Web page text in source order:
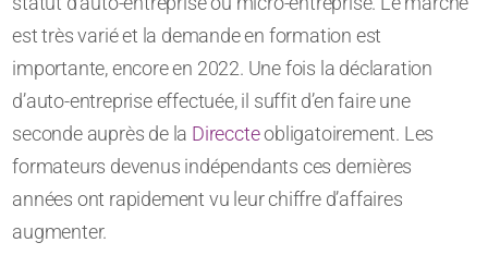
est très varié et la demande en formation est
importante, encore en 2022. Une fois la déclaration
d’auto-entreprise effectuée, il suffit d’en faire une
seconde auprès de la Direccteobligatoirement. Les
formateurs devenus indépendants ces dernières
années ont rapidement vu leur chiffre d’affaires
augmenter.